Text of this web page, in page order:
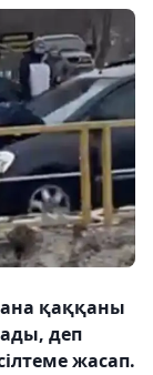
қаққаны
деп
жасап.